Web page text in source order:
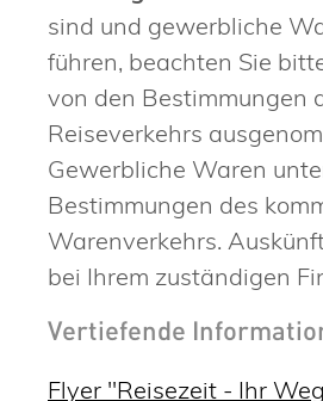
sind und gewerbliche
führen, beachten Sie
von den Bestimmungen
Reiseverkehrs
Gewerbliche Waren
Bestimmungen des
Warenverkehrs.
bei Ihrem zuständigen
Vertiefende
Flyer "Reisezeit - Ihr